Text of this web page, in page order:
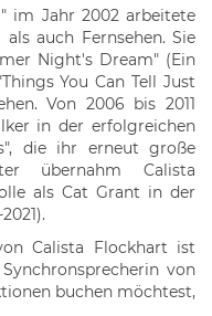
im Jahr 2002 arbeitete
auch Fernsehen. Sie
Night's Dream" (Ein
You Can Tell Just
Von 2006 bis 2011
in der erfolgreichen
die ihr erneut große
übernahm Calista
als Cat Grant in der
Calista Flockhart ist
von
buchen möchtest,